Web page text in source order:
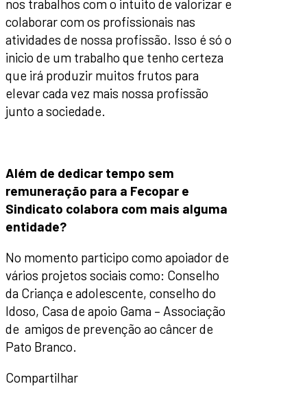
nos trabalhos com o intuito de valorizar e
colaborar com os profissionais nas
atividades de nossa profissão. Isso é só o
inicio de um trabalho que tenho certeza
que irá produzir muitos frutos para
elevar cada vez mais nossa profissão
junto a sociedade.
Além de dedicar tempo sem
remuneração para a Fecopar e
Sindicato colabora com mais alguma
entidade?
No momento participo como apoiador de
vários projetos sociais como: Conselho
da Criança e adolescente, conselho do
Idoso, Casa de apoio Gama – Associação
de amigos de prevenção ao câncer de
Pato Branco.
Compartilhar